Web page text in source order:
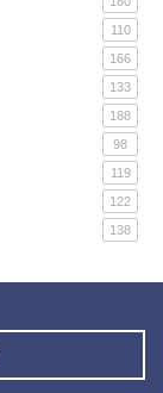
110
166
133
188
98
119
122
138